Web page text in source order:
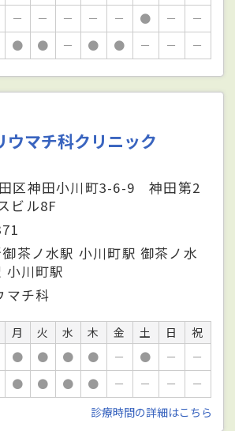
－ － － － － ● －
－
● ● － ● ● － － －
ウマチ科クリニック
区神田小川町3-6-9 神田第2
ビル8F
茶ノ水駅 小川町駅 御茶ノ水
小川町駅
マチ科
月 火 水 木 金 土 日
祝
● ● ● ● － ● －
－
● ● ● ● － － －
－
診療時間の詳細はこちら